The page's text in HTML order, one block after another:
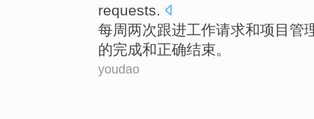
requests.
每周两次跟进工作请求和项目管
的完成和正确结束。
youdao